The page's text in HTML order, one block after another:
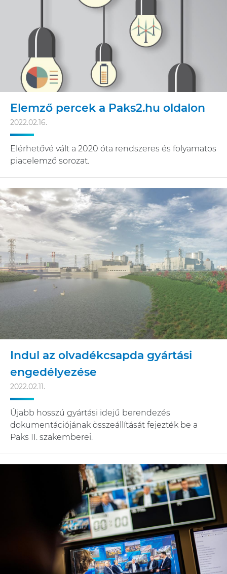
Elemző percek a Paks2.hu oldalon
2022.02.16.
Elérhetővé vált a 2020 óta rendszeres és folyamatos
piacelemző sorozat.
Indul az olvadékcsapda gyártási
engedélyezése
2022.02.11.
Újabb hosszú gyártási idejű berendezés
dokumentációjának összeállítását fejezték be a
Paks II. szakemberei.